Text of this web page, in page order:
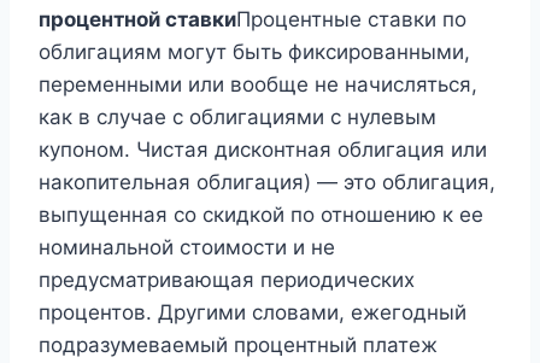
процентной ставкиПроцентные ставки по
облигациям могут быть фиксированными,
переменными или вообще не начисляться,
как в случае с облигациями с нулевым
купоном. Чистая дисконтная облигация или
накопительная облигация) — это облигация,
выпущенная со скидкой по отношению к ее
номинальной стоимости и не
предусматривающая периодических
процентов. Другими словами, ежегодный
подразумеваемый процентный платеж